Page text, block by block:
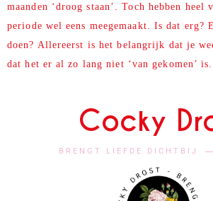
maanden ‘droog staan’. Toch hebben heel
periode wel eens meegemaakt. Is dat erg?
doen? Allereerst is het belangrijk dat je
dat het er al zo lang niet ‘van gekomen’
Cocky
BRENGT LIEFDE DICHTBIJ